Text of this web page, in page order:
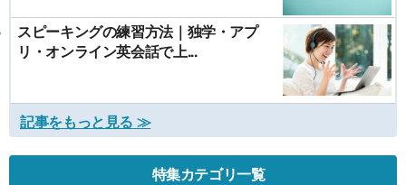
スピーキングの練習方法｜独学・アプ
リ・オンライン英会話で上...
記事をもっと見る ≫
特集カテゴリ一覧